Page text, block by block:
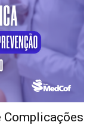
Complicações